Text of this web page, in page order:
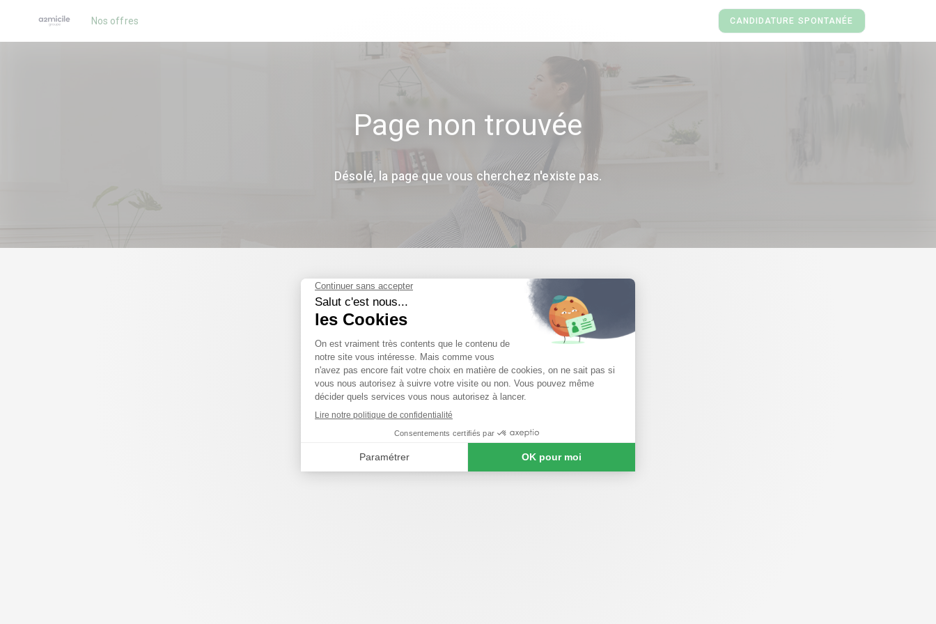
Nos offres CANDIDATURE SPONTANÉE
Page non trouvée
Désolé, la page que vous cherchez n'existe pas.